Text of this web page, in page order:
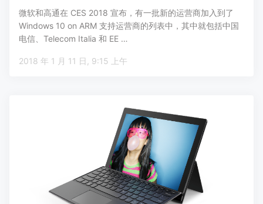
微软和高通在 CES 2018 宣布，有一批新的运营商加入到了
Windows 10 on ARM 支持运营商的列表中，其中就包括中国
电信、Telecom Italia 和 EE …
2018 年 1 月 11 日, 9:15 上午